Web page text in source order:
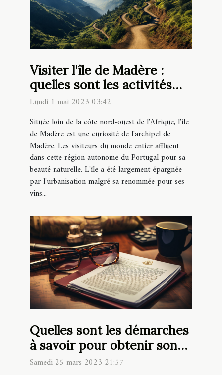
Visiter l'île de Madère :
quelles sont les activités
incontournables à faire ?
Lundi 1 mai 2023 03:42
Située loin de la côte nord-ouest de l'Afrique, l'île
de Madère est une curiosité de l'archipel de
Madère. Les visiteurs du monde entier affluent
dans cette région autonome du Portugal pour sa
beauté naturelle. L'île a été largement épargnée
par l'urbanisation malgré sa renommée pour ses
vins...
Quelles sont les démarches
à savoir pour obtenir son
visa ?
Samedi 25 mars 2023 21:57